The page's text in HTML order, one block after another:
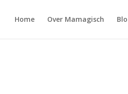
Home Over Mamagisch